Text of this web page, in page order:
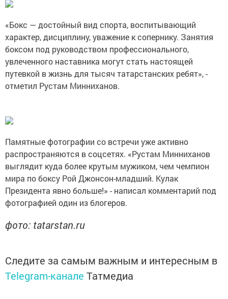
«Бокс — достойный вид спорта, воспитывающий
характер, дисциплину, уважение к сопернику. Занятия
боксом под руководством профессионального,
увлеченного наставника могут стать настоящей
путевкой в жизнь для тысяч татарстанских ребят», -
отметил Рустам Минниханов.
Памятные фотографии со встречи уже активно
распространяются в соцсетях. «Рустам Минниханов
выглядит куда более крутым мужиком, чем чемпион
мира по боксу Рой Джонсон-младший. Кулак
Президента явно больше!» - написал комментарий под
фотографией один из блогеров.
фото: tatarstan.ru
Следите за самым важным и интересным в
Telegram-канале Татмедиа